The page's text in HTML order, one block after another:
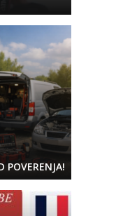
POVERENJA!